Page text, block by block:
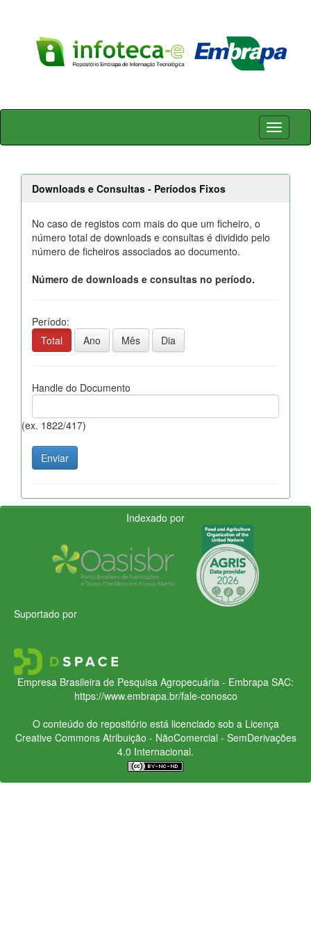
Skip
Downloads e Consultas - Períodos Fixos
No caso de registos com mais do que um ficheiro, o
número total de downloads e consultas é dividido pelo
número de ficheiros associados ao documento.
Número de downloads e consultas no período.
Período:
Total
Ano Mês Dia
Handle do Documento
(ex. 1822/417)
Indexado por
Suportado por
Empresa Brasileira de Pesquisa Agropecuária - Embrapa SAC:
https://www.embrapa.br/fale-conosco
O conteúdo do repositório está licenciado sob a Licença
Creative CommonsAtribuição - NãoComercial - SemDerivações
4.0 Internacional.